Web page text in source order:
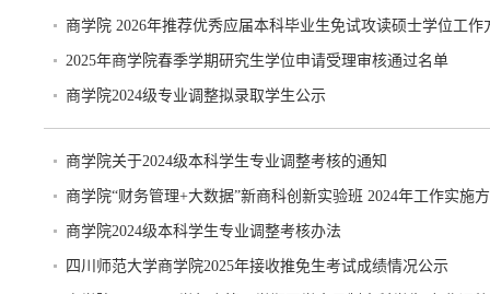
商学院 2026年推荐优秀应届本科毕业生免试攻读硕士学位工作
2025年商学院春季学期研究生学位申请受理审核通过名单
商学院2024级专业调整拟录取学生公示
商学院关于2024级本科学生专业调整考核的通知
商学院“财务管理+大数据”新商科创新实验班 2024年工作实施
商学院2024级本科学生专业调整考核办法
四川师范大学商学院2025年接收推免生考试成绩情况公示